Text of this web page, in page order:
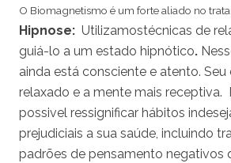
O Biomagnetismo é um forte aliado no
Hipnose: Utilizamostécnicas de
guiá-lo a um estado hipnótico.
ainda está consciente e atento.
relaxado e a mente mais receptiva.
possivel ressignificar hábitos
prejudiciais a sua saúde, incluindo
padrões de pensamento negativos